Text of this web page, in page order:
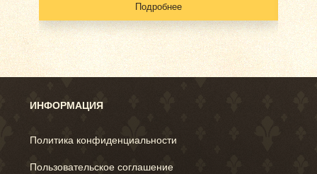
Подробнее
ИНФОРМАЦИЯ
Политика конфиденциальности
Пользовательское соглашение